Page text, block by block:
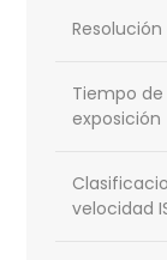
Resolución
Tiempo de
exposición
velocidad